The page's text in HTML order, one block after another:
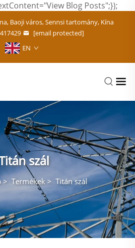
Blog Posts";});
Baoji város, Sennsi tartomány, Kína
[email protected]
EN
szál
>Termékek > Titán szál